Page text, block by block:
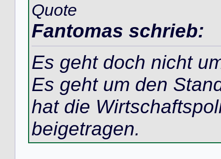
Quote
Fantomas schrieb:
Es geht doch nicht
Es geht um den
hat die
beigetragen.